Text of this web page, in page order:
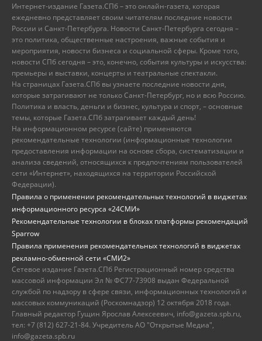
Интернет-издание Газета.СПб – это онлайн-газета, которая
ежедневно представляет своим читателям последние новости
России и Санкт-Петербурга. Новости Санкт-Петербурга сегодня –
это политика, общественные настроения, важные события и
мероприятия, новости бизнеса и социальной сферы. Кроме того,
новости СПб сегодня – это, конечно, события культуры и искусства:
премьеры и выставки, концерты и театральные спектакли.
На страницах Газета.СПб вы узнаете последние новости дня,
которые затрагивают не только Санкт-Петербург, но и всю Россию.
Политика и власть, деньги и бизнес, культура и спорт, – основные
темы, которые Газета.СПб затрагивает каждый день!
На информационном ресурсе (сайте) применяются
рекомендательные технологии (информационные технологии
предоставления информации на основе сбора, систематизации и
анализа сведений, относящихся к предпочтениям пользователей
сети «Интернет», находящихся на территории Российской
Федерации).
Правила о применении рекомендательных технологий в виджетах
информационного ресурса «24СМИ»
Рекомендательные технологии в блоках платформы рекомендаций
Sparrow
Правила применения рекомендательных технологий в виджетах
рекламно-обменной сети «СМИ2»
Сетевое издание Газета.СПб Регистрационный номер средства
массовой информации Эл № ФС77-73908 выдан Федеральной
службой по надзору в сфере связи, информационных технологий и
массовых коммуникаций (Роскомнадзор) 12 октября 2018 года.
Главный редактор Гущин Ярослав Алексеевич, info@gazeta.spb.ru,
тел: +7 (812) 627-21-84. Учредитель АО "Открытые Медиа",
info@gazeta.spb.ru